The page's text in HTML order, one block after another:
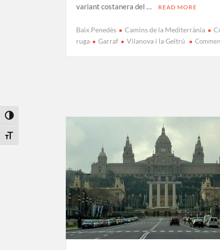
Toggle High Contrast
Toggle Font size
variant costanera del …
READ MORE
Baix Penedès Camins de la Mediterrània
ruga
Garraf Vilanova i la Geltrú